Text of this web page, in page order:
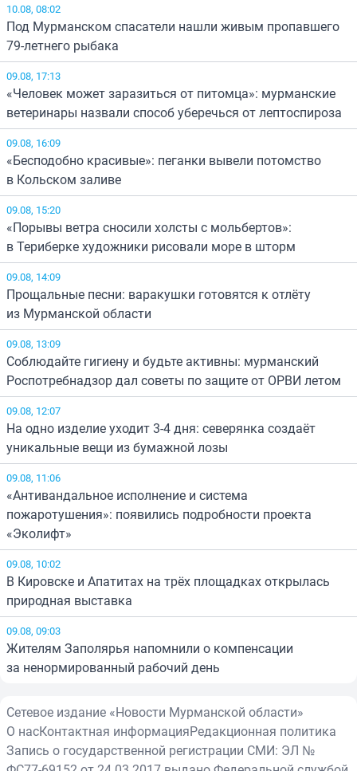
10.08, 08:02
Под Мурманском спасатели нашли живым пропавшего
79-летнего рыбака
09.08, 17:13
«Человек может заразиться от питомца»: мурманские
ветеринары назвали способ уберечься от лептоспироза
09.08, 16:09
«Бесподобно красивые»: пеганки вывели потомство
в Кольском заливе
09.08, 15:20
«Порывы ветра сносили холсты с мольбертов»:
в Териберке художники рисовали море в шторм
09.08, 14:09
Прощальные песни: варакушки готовятся к отлёту
из Мурманской области
09.08, 13:09
Соблюдайте гигиену и будьте активны: мурманский
Роспотребнадзор дал советы по защите от ОРВИ летом
09.08, 12:07
На одно изделие уходит 3-4 дня: северянка создаёт
уникальные вещи из бумажной лозы
09.08, 11:06
«Антивандальное исполнение и система
пожаротушения»: появились подробности проекта
«Эколифт»
09.08, 10:02
В Кировске и Апатитах на трёх площадках открылась
природная выставка
09.08, 09:03
Жителям Заполярья напомнили о компенсации
за ненормированный рабочий день
Сетевое издание «Новости Мурманской области»
О насКонтактная информацияРедакционная политика
Запись о государственной регистрации СМИ: ЭЛ №